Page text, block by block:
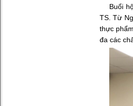
Buổi
TS. Từ
thực
đa các